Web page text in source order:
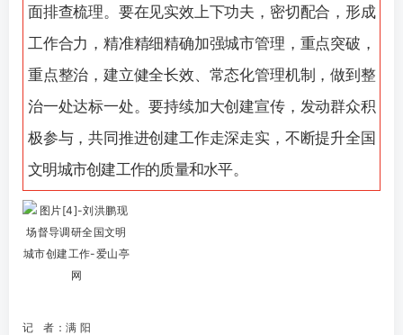
面排查梳理。要在见实效上下功夫，密切配合，形成
工作合力，精准精细精确加强城市管理，重点突破，
重点整治，建立健全长效、常态化管理机制，做到整
治一处达标一处。要持续加大创建宣传，发动群众积
极参与，共同推进创建工作走深走实，不断提升全国
文明城市创建工作的质量和水平。
记 者：满 阳